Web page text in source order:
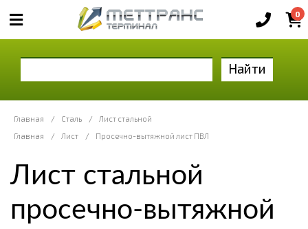
0
Найти
Главная / Сталь /
Лист стальной
Главная
/ Лист / Просечно-вытяжной лист ПВЛ
Лист стальной
просечно-вытяжной